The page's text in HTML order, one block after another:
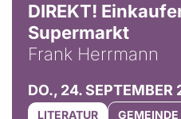
DIREKT!
Supermarkt
Frank Herrmann
DO., 24. SEPTEMBER
LITERATUR